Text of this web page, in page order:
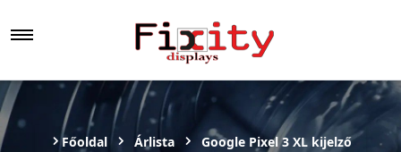
Főoldal Árlista Google Pixel 3 XL kijelző